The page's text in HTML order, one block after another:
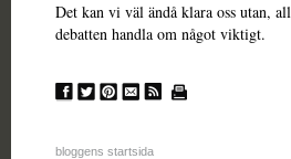
Det kan vi väl ändå klara oss utan,
debatten handla om något viktigt.
bloggens startsida